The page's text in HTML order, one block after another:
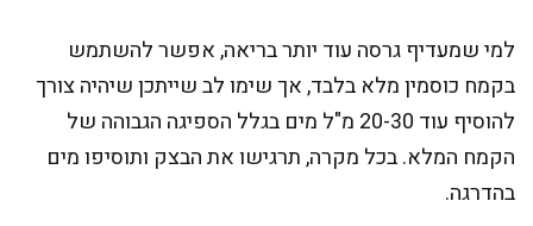
למי שמעדיף גרסה עוד יותר בריאה, אפשר להשתמש
בקמח כוסמין מלא בלבד, אך שימו לב שייתכן שיהיה צורך
להוסיף עוד 20-30 מ"ל מים בגלל הספיגה הגבוהה של
הקמח המלא. בכל מקרה, תרגישו את הבצק ותוסיפו מים
בהדרגה.